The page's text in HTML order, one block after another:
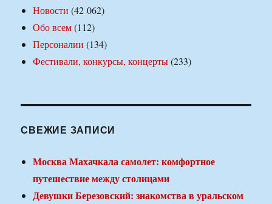
Новости (42 062)
Обо всем(112)
Персоналии (134)
Фестивали, конкурсы, концерты(233)
СВЕЖИЕ ЗАПИСИ
Москва Махачкала самолет: комфортное
путешествие между столицами
Девушки Березовский: знакомства в уральском